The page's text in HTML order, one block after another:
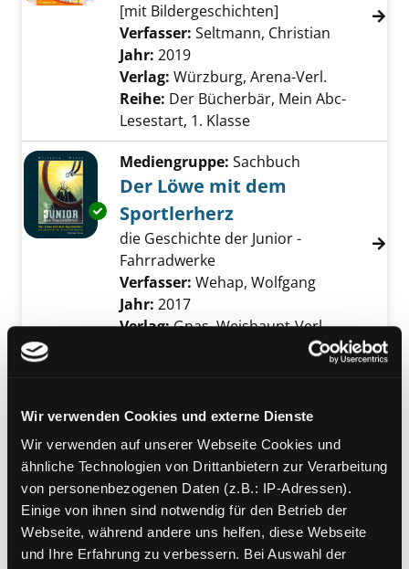
Wir verwenden Cookies und externe Dienste
Wir verwenden auf unserer Webseite Cookies und
ähnliche Technologien von Drittanbietern zur Verarbeitung
von personenbezogenen Daten (z.B.: IP-Adressen).
Einige von ihnen sind notwendig für den Betrieb der
Webseite, während andere uns helfen, diese Webseite
und Ihre Erfahrung zu verbessern. Bei Auswahl der
[mit Bildergeschichten]
Verfasser: Seltmann, Christian
Jahr: 2019
Verlag: Würzburg, Arena-Verl.
Reihe: Der Bücherbär, Mein Abc-
Lesestart, 1. Klasse
Exemplar-Details von Der Löwe mit dem
Mediengruppe: Sachbuch
Der Löwe mit dem
Sportlerherz
die Geschichte der Junior -
Fahrradwerke
Verfasser: Wehap, Wolfgang
Jahr: 2017
Verlag:Gnas, Weishaupt-Verl.
alles übers Fahrradfahren
Verfasser: Tell, JohanSuche nach diesem
Jahr:2019
Verlag:Salzburg, Benevento
publishing
Mediengruppe: Sachbuch